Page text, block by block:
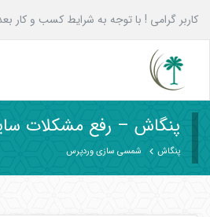
کاربر گرامی ! با توجه به شرایط کسب و کار
به همه عزیزان تا پایان شهریور با 20 درصد تخفیف انجام می شود.
پنگاش – رفع مشکلات
پنگاش شمسی سازی وردپرس